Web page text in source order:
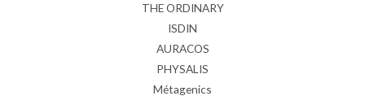
THE ORDINARY
ISDIN
AURACOS
PHYSALIS
Métagenics